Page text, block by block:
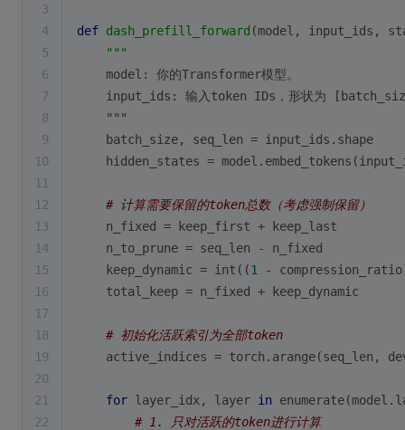
3
4
def dash_prefill_forward (model, input_ids,
5
"""
6
    model: 你的Transformer模型。
7
input_ids: 输入token IDs，形状为
8
    """
9
    batch_size, seq_len = input_ids.shape
10
hidden_states =
11
12
# 计算需要保留的token总数（考虑强制保留）
13
    n_fixed = keep_first + keep_last
14
    n_to_prune = seq_len - n_fixed
15
    keep_dynamic =
int ((1
-
16
    total_keep = n_fixed + keep_dynamic
17
18
# 初始化活跃索引为全部token
19
active_indices = torch.arange(seq_len,
20
21
for layer_idx, layer in enumerate
22
# 1. 只对活跃的token进行计算